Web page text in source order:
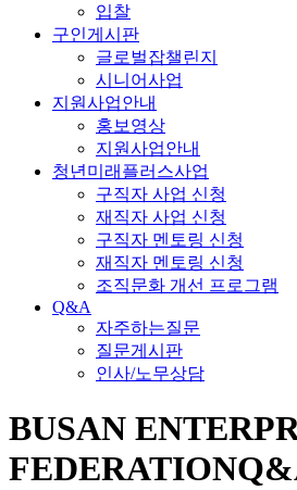
입찰
구인게시판
글로벌잡챌린지
시니어사업
지원사업안내
홍보영상
지원사업안내
청년미래플러스사업
구직자 사업 신청
재직자 사업 신청
구직자 멘토링 신청
재직자 멘토링 신청
조직문화 개선 프로그램
Q&A
자주하는질문
질문게시판
인사/노무상담
BUSAN
FEDERATION